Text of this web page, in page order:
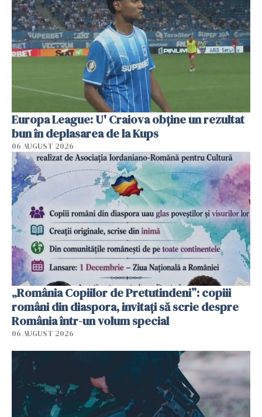
Europa League: U' Craiova obține un rezultat
bun în deplasarea de la Kups
06 AUGUST 2026
„România Copiilor de Pretutindeni”: copiii
români din diaspora, invitați să scrie despre
România într-un volum special
06 AUGUST 2026